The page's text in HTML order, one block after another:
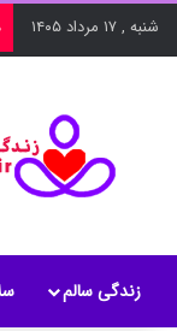
شنبه , ۱۷ مرداد ۱۴۰۵
زندگی سالم